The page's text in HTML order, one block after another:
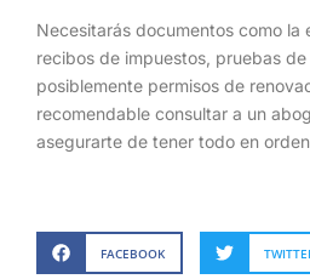
Necesitarás documentos como la
recibos de impuestos, pruebas
posiblemente permisos de
recomendable consultar a un
asegurarte de tener todo en
FACEBOOK